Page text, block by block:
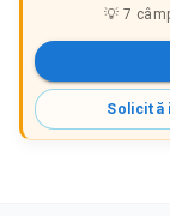
💡7
Solicită